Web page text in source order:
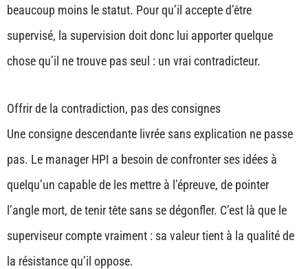
beaucoup moins le statut. Pour qu’il accepte d’être
supervisé, la supervision doit donc lui apporter quelque
chose qu’il ne trouve pas seul : un vrai contradicteur.
Offrir de la contradiction, pas des consignes
Une consigne descendante livrée sans explication ne passe
pas. Le manager HPI a besoin de confronter ses idées à
quelqu’un capable de les mettre à l’épreuve, de pointer
l’angle mort, de tenir tête sans se dégonfler. C’est là que le
superviseur compte vraiment : sa valeur tient à la qualité de
la résistance qu’il oppose.